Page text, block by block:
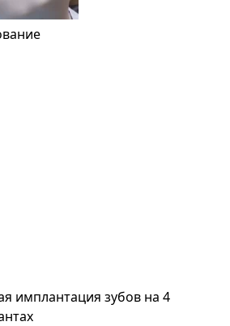
имплантация зубов на 4